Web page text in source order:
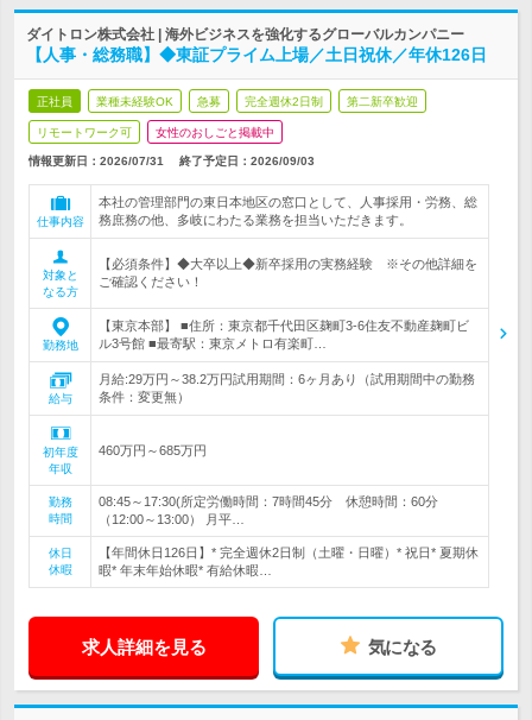
ダイトロン株式会社 | 海外ビジネスを強化するグローバルカンパニー
【人事・総務職】◆東証プライム上場／土日祝休／年休126日
正社員 業種未経験OK 急募 完全週休2日制 第二新卒歓迎
リモートワーク可 女性のおしごと掲載中
情報更新日：2026/07/31 終了予定日： 2026/09/03
仕事内容
本社の管理部門の東日本地区の窓口として、人事採用・労務、総
務庶務の他、多岐にわたる業務を担当いただきます。
対象と
なる方
【必須条件】◆大卒以上◆新卒採用の実務経験 ※その他詳細を
ご確認ください！
勤務地
【東京本部】 ■住所：東京都千代田区麹町3-6住友不動産麹町ビ
ル3号館 ■最寄駅：東京メトロ有楽町…
給与
月給:29万円～38.2万円試用期間：6ヶ月あり（試用期間中の勤務
条件：変更無）
初年度
年収
460万円～685万円
勤務
時間
08:45～17:30(所定労働時間：7時間45分 休憩時間：60分
（12:00～13:00） 月平…
休日
休暇
【年間休日126日】* 完全週休2日制（土曜・日曜）* 祝日* 夏期休
暇* 年末年始休暇* 有給休暇…
求人詳細を見る 気になる